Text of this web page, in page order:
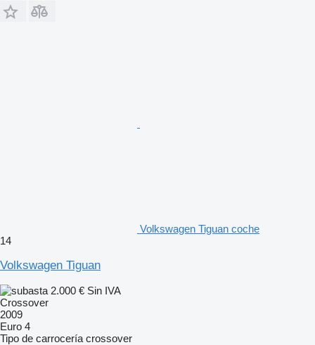
Volkswagen Tiguan coche
14
Volkswagen Tiguan
2.000 € Sin IVA
Crossover
2009
Euro 4
Tipo de carrocería crossover